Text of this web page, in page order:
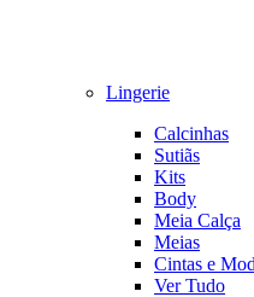
Lingerie
Calcinhas
Sutiãs
Kits
Body
Meia Calça
Meias
Cintas e
Ver Tudo